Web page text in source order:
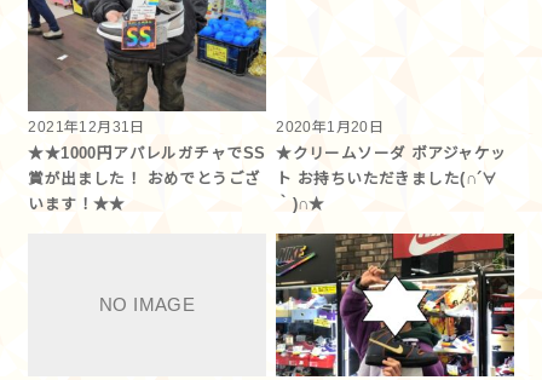
2021年12月31日
★★1000円アパレルガチャでSS
賞が出ました！ おめでとうござ
います！★★
2020年1月20日
★クリームソーダ ボアジャケッ
ト お持ちいただきました(∩´∀
｀)∩★